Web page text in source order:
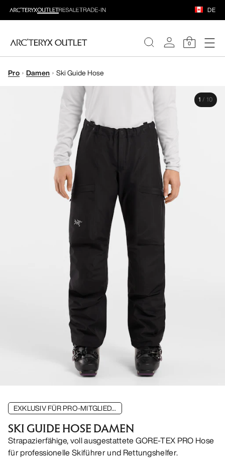
DE
0
DAMEN
Pro Damen Ski Guide Hose
1 / 10
EXKLUSIV FÜR PRO-MITGLIED...
SKI GUIDE HOSE DAMEN
Strapazierfähige, voll ausgestattete GORE-TEX PRO Hose
für professionelle Skiführer und Rettungshelfer.